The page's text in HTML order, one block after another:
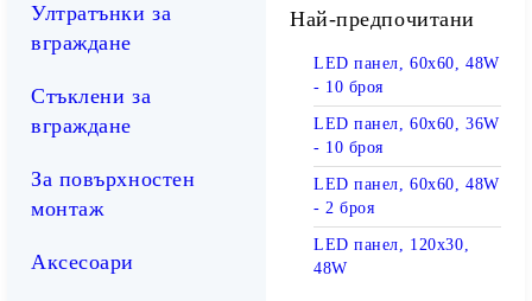
Ултратънки за
вграждане
Стъклени за
вграждане
За повърхностен
монтаж
Аксесоари
Най-предпочитани
LED панел, 60х60, 48W
- 10 броя
LED панел, 60х60, 36W
- 10 броя
LED панел, 60х60, 48W
- 2 броя
LED панел, 120х30,
48W